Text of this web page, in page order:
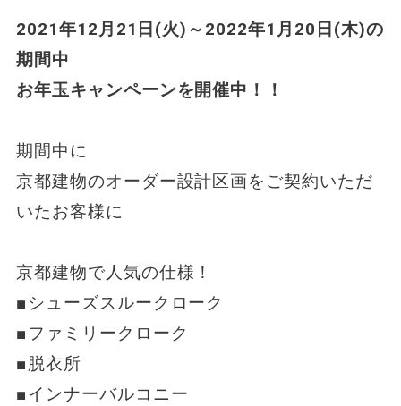
2021年12月21日(火)～2022年1月20日(木)の
期間中
お年玉キャンペーンを開催中！！
期間中に
京都建物のオーダー設計区画をご契約いただ
いたお客様に
京都建物で人気の仕様！
■シューズスルークローク
■ファミリークローク
■脱衣所
■インナーバルコニー